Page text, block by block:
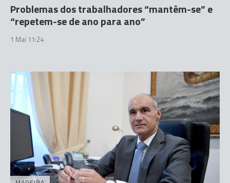
Problemas dos trabalhadores “mantêm-se” e
“repetem-se de ano para ano”
1 Mai 11:24